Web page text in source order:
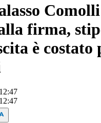
firma,
è costato